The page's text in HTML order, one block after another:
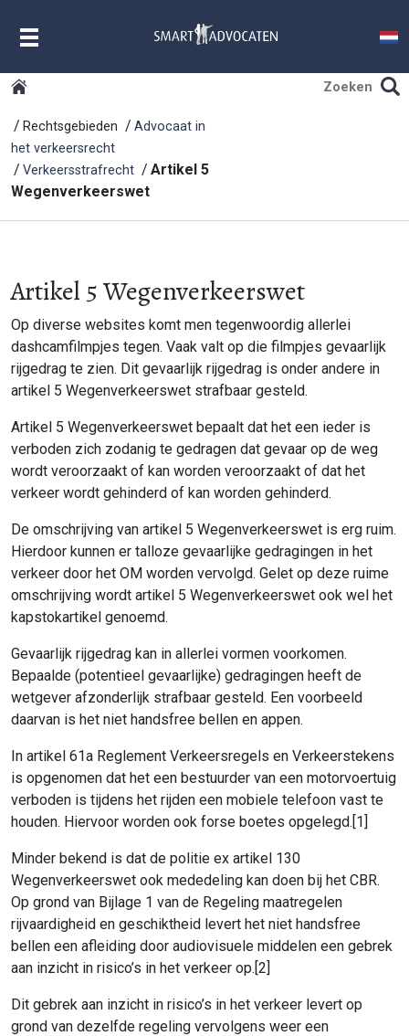
Rechtsgebieden
Advocaat in
het verkeersrecht
Verkeersstrafrecht
Artikel 5
Wegenverkeerswet
Artikel 5 Wegenverkeerswet
Op diverse websites komt men tegenwoordig allerlei
dashcamfilmpjes tegen. Vaak valt op die filmpjes gevaarlijk
rijgedrag te zien. Dit gevaarlijk rijgedrag is onder andere in
artikel 5 Wegenverkeerswet strafbaar gesteld.
Artikel 5 Wegenverkeerswet bepaalt dat het een ieder is
verboden zich zodanig te gedragen dat gevaar op de weg
wordt veroorzaakt of kan worden veroorzaakt of dat het
verkeer wordt gehinderd of kan worden gehinderd.
De omschrijving van artikel 5 Wegenverkeerswet is erg ruim.
Hierdoor kunnen er talloze gevaarlijke gedragingen in het
verkeer door het OM worden vervolgd. Gelet op deze ruime
omschrijving wordt artikel 5 Wegenverkeerswet ook wel het
kapstokartikel genoemd.
Gevaarlijk rijgedrag kan in allerlei vormen voorkomen.
Bepaalde (potentieel gevaarlijke) gedragingen heeft de
wetgever afzonderlijk strafbaar gesteld. Een voorbeeld
daarvan is het niet handsfree bellen en appen.
In artikel 61a Reglement Verkeersregels en Verkeerstekens
is opgenomen dat het een bestuurder van een motorvoertuig
verboden is tijdens het rijden een mobiele telefoon vast te
houden. Hiervoor worden ook forse boetes opgelegd.[1]
Minder bekend is dat de politie ex artikel 130
Wegenverkeerswet ook mededeling kan doen bij het CBR.
Op grond van Bijlage 1 van de Regeling maatregelen
rijvaardigheid en geschiktheid levert het niet handsfree
bellen een afleiding door audiovisuele middelen een gebrek
aan inzicht in risico’s in het verkeer op.[2]
Dit gebrek aan inzicht in risico’s in het verkeer levert op
grond van dezelfde regeling vervolgens weer een